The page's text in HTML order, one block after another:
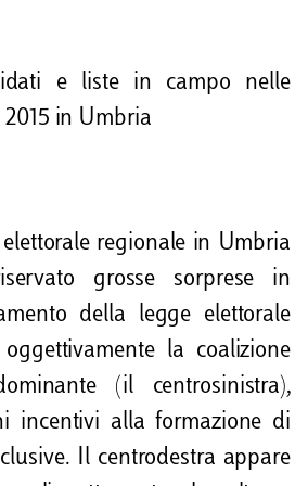
e liste in campo nelle
in Umbria
regionale in Umbria
grosse sorprese in
della legge elettorale
la coalizione
(il centrosinistra),
incentivi alla formazione di
Il centrodestra appare